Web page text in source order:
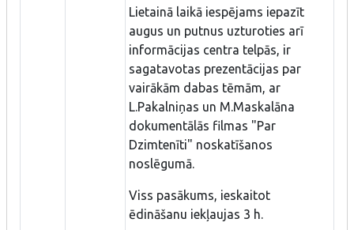
Lietainā laikā iespējams iepazīt
augus un putnus uzturoties arī
informācijas centra telpās, ir
sagatavotas prezentācijas par
vairākām dabas tēmām, ar
L.Pakalniņas un M.Maskalāna
dokumentālās filmas "Par
Dzimtenīti" noskatīšanos
noslēgumā.
Viss pasākums, ieskaitot
ēdināšanu iekļaujas 3 h.